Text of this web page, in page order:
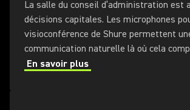
La salle du conseil d’administration est
décisions capitales. Les microphones
visioconférence de Shure permettent
communication naturelle là où cela
En savoir plus